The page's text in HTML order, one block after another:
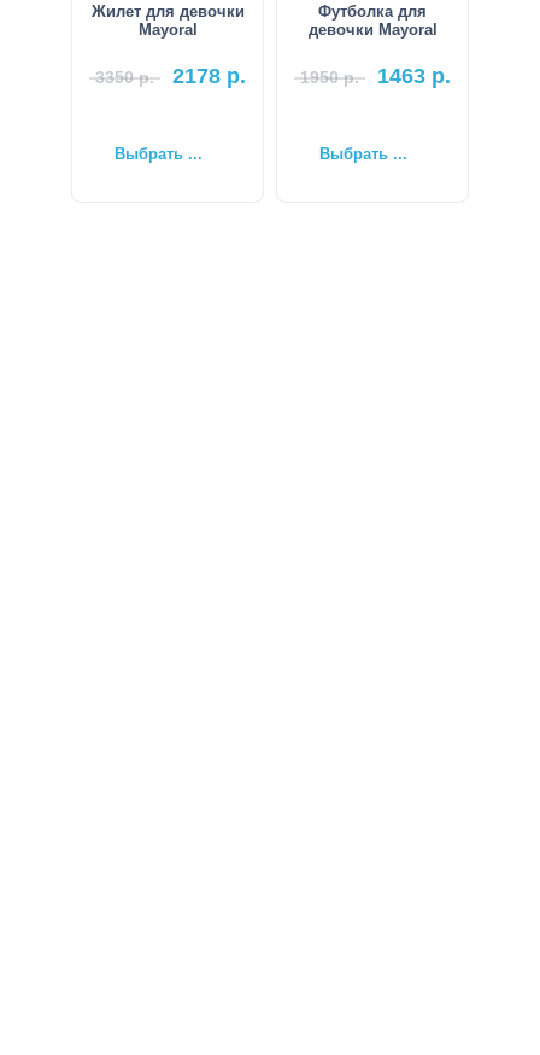
Жилет для девочки
Mayoral
3350р. 2178 р.
Выбрать ...
Футболка для
девочки Mayoral
1950р. 1463 р.
Выбрать ...